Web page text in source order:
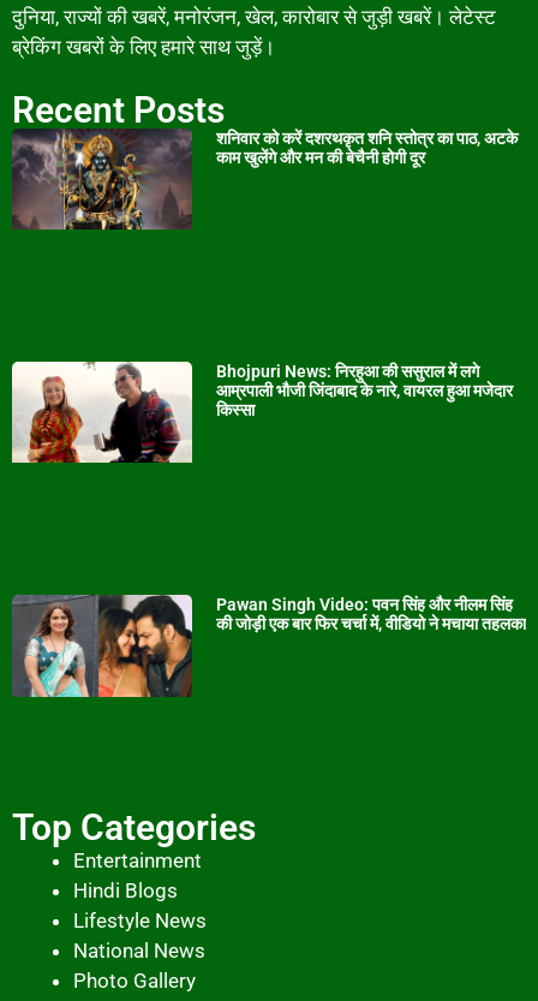
दुनिया, राज्यों की खबरें, मनोरंजन, खेल, कारोबार से जुड़ी खबरें। लेटेस्ट
ब्रेकिंग खबरों के लिए हमारे साथ जुड़ें।
Recent Posts
शनिवार को करें दशरथकृत शनि स्तोत्र का पाठ, अटके
काम खुलेंगे और मन की बेचैनी होगी दूर
Bhojpuri News: निरहुआ की ससुराल में लगे
आम्रपाली भौजी जिंदाबाद के नारे, वायरल हुआ मजेदार
किस्सा
Pawan Singh Video: पवन सिंह और नीलम सिंह
की जोड़ी एक बार फिर चर्चा में, वीडियो ने मचाया तहलका
Top Categories
Entertainment
Hindi Blogs
Lifestyle News
National News
Photo Gallery